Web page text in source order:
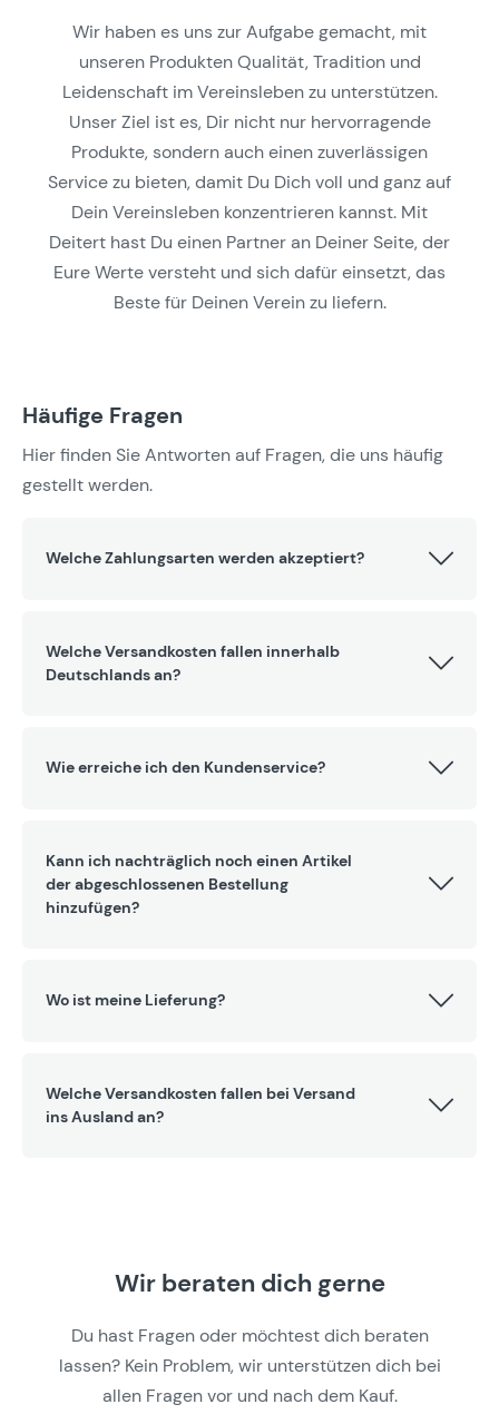
Wir haben es uns zur Aufgabe gemacht, mit
unseren Produkten Qualität, Tradition und
Leidenschaft im Vereinsleben zu unterstützen.
Unser Ziel ist es, Dir nicht nur hervorragende
Produkte, sondern auch einen zuverlässigen
Service zu bieten, damit Du Dich voll und ganz auf
Dein Vereinsleben konzentrieren kannst. Mit
Deitert hast Du einen Partner an Deiner Seite, der
Eure Werte versteht und sich dafür einsetzt, das
Beste für Deinen Verein zu liefern.
Häufige Fragen
Hier finden Sie Antworten auf Fragen, die uns häufig
gestellt werden.
Welche Zahlungsarten werden akzeptiert?
Welche Versandkosten fallen innerhalb
Deutschlands an?
Wie erreiche ich den Kundenservice?
Kann ich nachträglich noch einen Artikel
der abgeschlossenen Bestellung
hinzufügen?
Wo ist meine Lieferung?
Welche Versandkosten fallen bei Versand
ins Ausland an?
Wir beraten dich gerne
Du hast Fragen oder möchtest dich beraten
lassen? Kein Problem, wir unterstützen dich bei
allen Fragen vor und nach dem Kauf.